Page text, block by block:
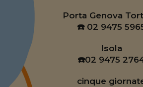
Porta Genova
☎️ 02 9475
Isola
☎️02 9475
cinque